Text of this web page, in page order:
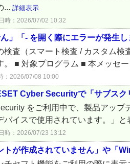
... 詳細表示
時：2026/07/02 10:32
ん」「- を開く際にエラーが発生
検査（スマート検査 / カスタム
。 ■ 対象プログラム ■ 本メッセ
：2026/07/08 10:00
Cyber Securityで「サブス
をご利用中で、製品アッ
バイスで使用されています。」
時：2026/07/23 13:12
トが作成されていません」や「